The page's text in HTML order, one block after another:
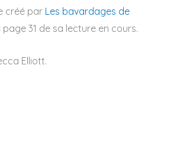
créé par Les bavardages de
31 de sa lecture en cours.
Elliott.